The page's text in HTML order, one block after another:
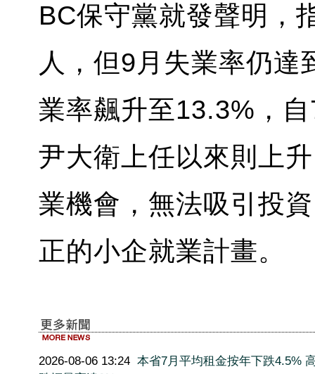
BC保守黨就發聲明，
人，但9月失業率仍
業率飆升至13.3%，
尹大衛上任以來則上
業機會，無法吸引投
正的小企就業計畫。
2026-08-06 13:24 本省7月平均租金按年下跌4.5%